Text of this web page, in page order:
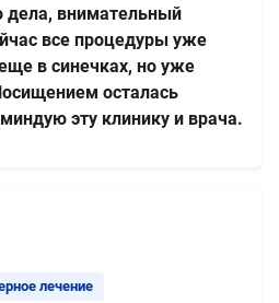
дела, внимательный
все процедуры уже
в синечках, но уже
осталась
эту клинику и врача.
лечение